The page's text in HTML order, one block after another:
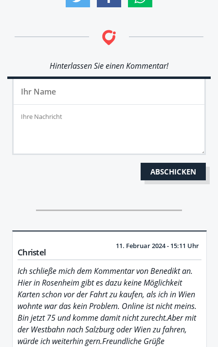
Hinterlassen Sie einen Kommentar!
Christel
11. Februar 2024 - 15:11 Uhr
Ich schließe mich dem Kommentar von Benedikt an.
Hier in Rosenheim gibt es dazu keine Möglichkeit
Karten schon vor der Fahrt zu kaufen, als ich in Wien
wohnte war das kein Problem. Online ist nicht meins.
Bin jetzt 75 und komme damit nicht zurecht.Aber mit
der Westbahn nach Salzburg oder Wien zu fahren,
würde ich weiterhin gern.Freundliche Grüße